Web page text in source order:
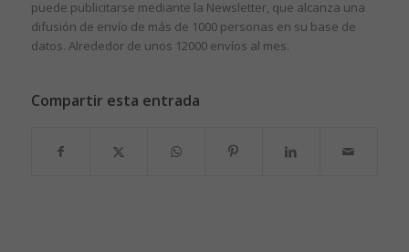
puede publicitarse mediante la Newsletter, que alcanza una
difusión de envío de más de 1000 personas en su base de
datos. Alrededor de unos 12000 envíos al mes.
Compartir esta entrada